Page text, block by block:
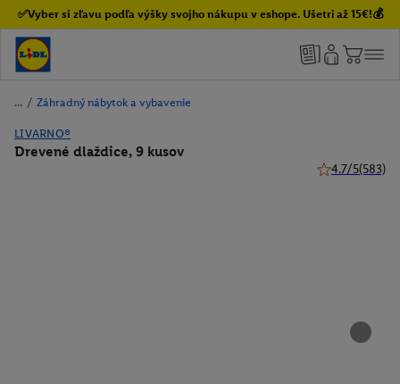
✅Vyber si zľavu podľa výšky svojho nákupu v eshope. Ušetri až 15€!💰
/ Záhradný nábytok a vybavenie
LIVARNO®
Drevené dlaždice, 9 kusov
4.7/5(583)